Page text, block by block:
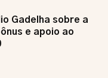
Gadelha sobre a
e apoio ao